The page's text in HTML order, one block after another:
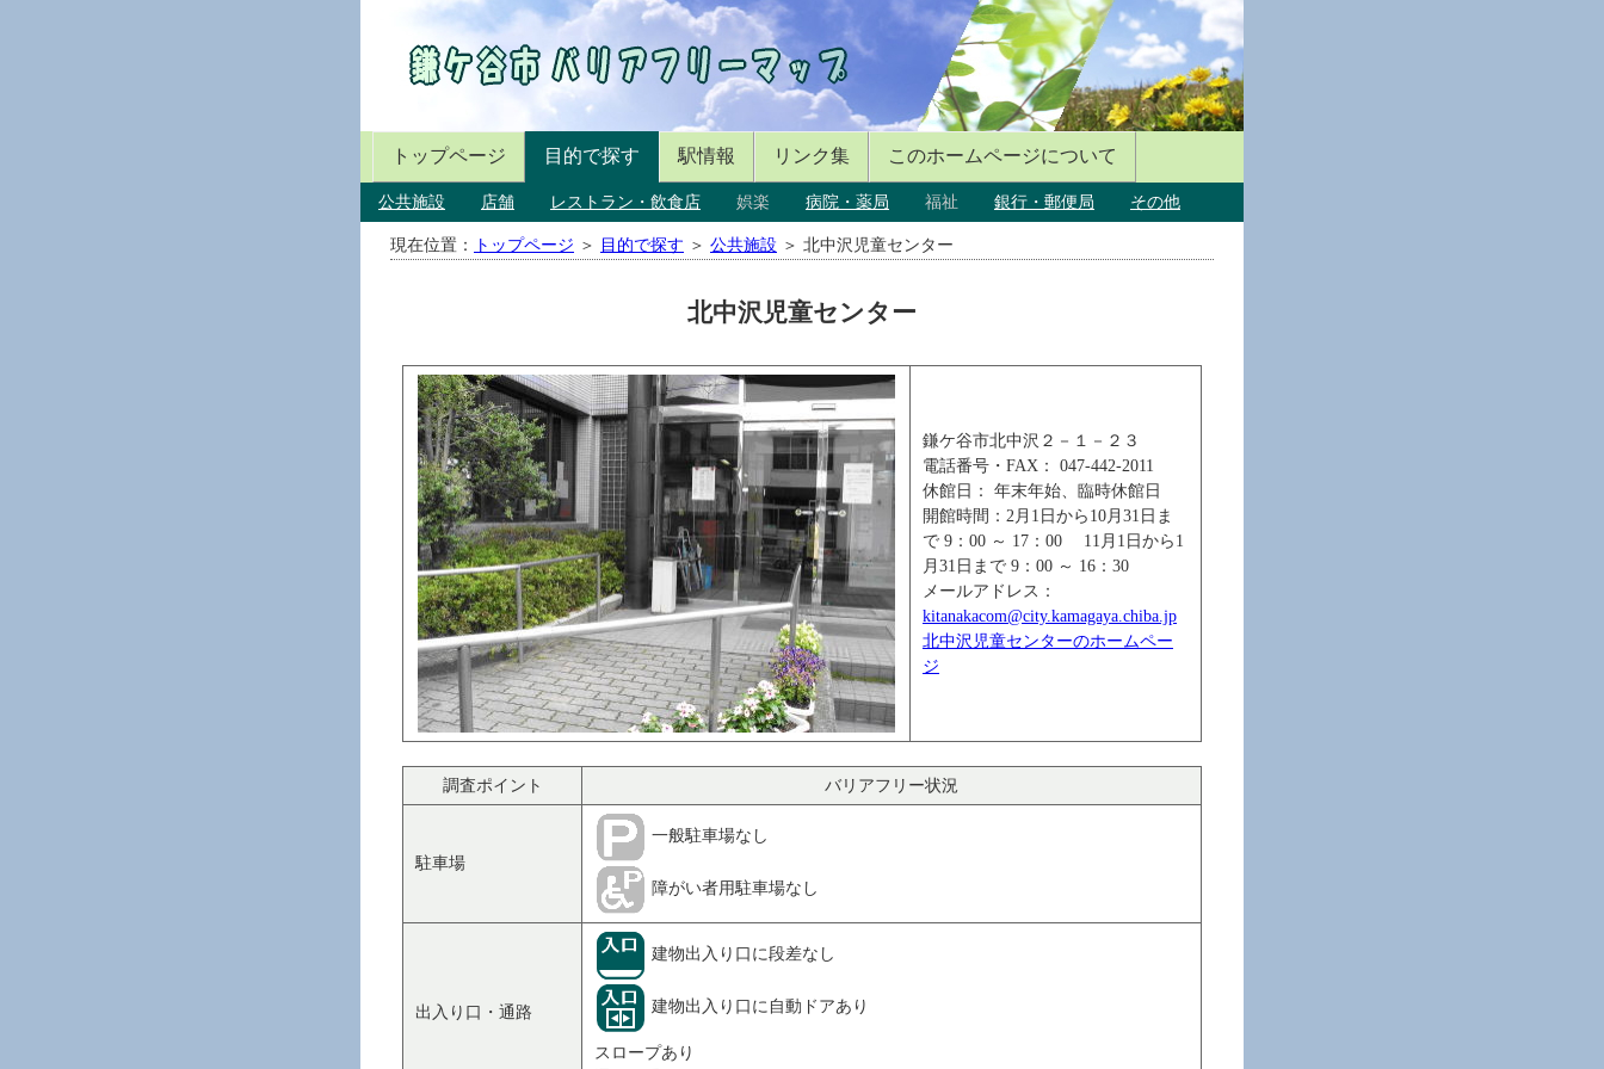
トップページ 目的で探す 駅情報 リンク集 このホームページについて
公共施設 店舗 レストラン・飲食店 娯楽 病院・薬局 福祉 銀行・郵便局 その他
現在位置： トップページ ＞ 目的で探す ＞ 公共施設 ＞ 北中沢児童センター
北中沢児童センター
鎌ケ谷市北中沢２－１－２３
電話番号・FAX： 047-442-2011
休館日： 年末年始、臨時休館日
開館時間：2月1日から10月31日ま
で 9：00 ～ 17：00 11月1日から1
月31日まで 9：00 ～ 16：30
メールアドレス：
kitanakacom@city.kamagaya.chiba.jp
北中沢児童センターのホームペー
ジ
調査ポイント バリアフリー状況
駐車場
一般駐車場なし
障がい者用駐車場なし
出入り口・通路
建物出入り口に段差なし
建物出入り口に自動ドアあり
スロープあり